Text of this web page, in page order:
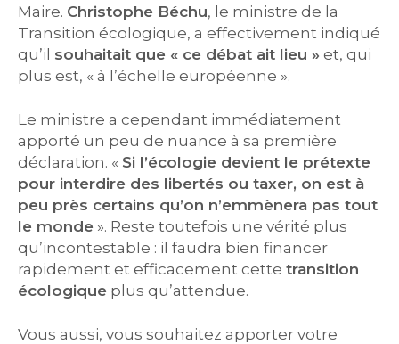
Maire. Christophe Béchu, le ministre de la
Transition écologique, a effectivement indiqué
qu’il souhaitait que « ce débat ait lieu » et, qui
plus est, « à l’échelle européenne ».
Le ministre a cependant immédiatement
apporté un peu de nuance à sa première
déclaration. « Si l’écologie devient le prétexte
pour interdire des libertés ou taxer, on est à
peu près certains qu’on n’emmènera pas tout
le monde ». Reste toutefois une vérité plus
qu’incontestable : il faudra bien financer
rapidement et efficacement cette transition
écologique plus qu’attendue.
Vous aussi, vous souhaitez apporter votre